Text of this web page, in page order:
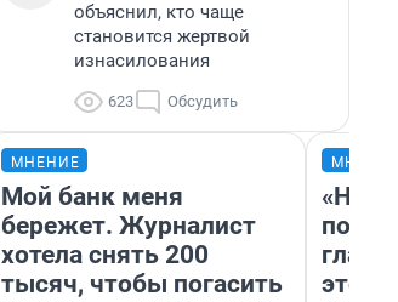
объяснил, кто чаще
становится жертвой
изнасилования
623 Обсудить
МНЕНИЕ
Мой банк меня
бережет. Журналист
хотела снять 200
тысяч, чтобы погасить
этого